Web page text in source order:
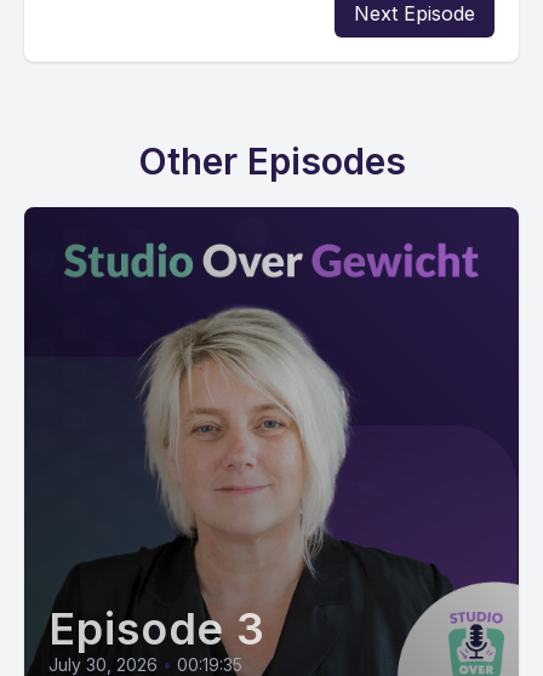
Next Episode
Other Episodes
Episode 3
July 30, 2026 • 00:19:35